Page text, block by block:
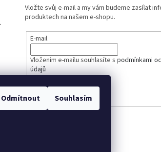
Odmítnout Souhlasím
je 5 z 5 hvězdiček.
Vložte svůj e-mail a my vám budeme zasílat
produktech na našem e-shopu.
E-mail
Vložením e-mailu souhlasíte spodmínkami
údajů